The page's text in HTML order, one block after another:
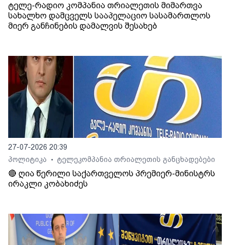
ტელე-რადიო კომპანია თრიალეთის მიმართვა
სახალხო დამცველს სააპელაციო სასამართლოს
მიერ განჩინების დამალვის შესახებ
27-07-2026 20:39
პოლიტიკა
• ტელეკომპანია თრიალეთის განცხადებები
🔴 ღია წერილი საქართველოს პრემიერ-მინისტრს
ირაკლი კობახიძეს